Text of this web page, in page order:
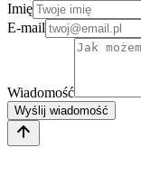
Imię
E-mail
Wiadomość
Wyślij wiadomość